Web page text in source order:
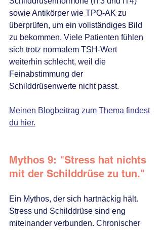
sowie Antikörper wie TPO-AK zu
überprüfen, um ein vollständiges Bild
zu bekommen. Viele Patienten fühlen
sich trotz normalem TSH-Wert
weiterhin schlecht, weil die
Feinabstimmung der
Schilddrüsenwerte nicht passt.
Meinen Blogbeitrag zum Thema findest
du hier.
Mythos 9: "Stress hat nichts
mit der Schilddrüse zu tun."
Ein Mythos, der sich hartnäckig hält.
Stress und Schilddrüse sind eng
miteinander verbunden. Chronischer